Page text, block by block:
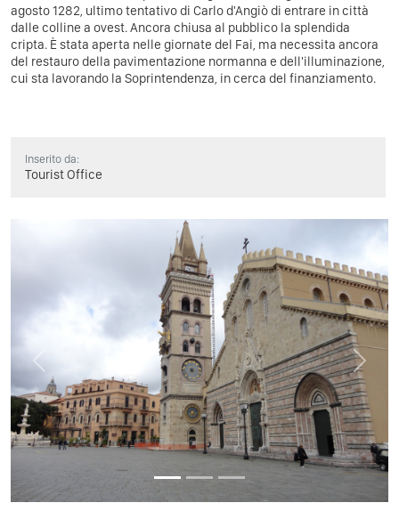
agosto 1282, ultimo tentativo di Carlo d'Angiò di entrare in città
dalle colline a ovest. Ancora chiusa al pubblico la splendida
cripta. È stata aperta nelle giornate del Fai, ma necessita ancora
del restauro della pavimentazione normanna e dell'illuminazione,
cui sta lavorando la Soprintendenza, in cerca del finanziamento.
Inserito da:
Tourist Office
Previous Next